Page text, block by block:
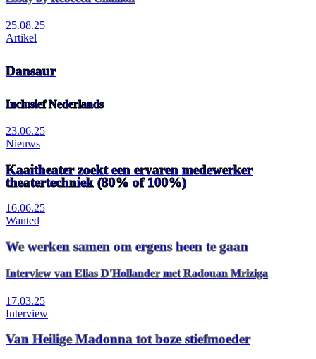
25.08.25
Artikel
Dansaur
Inclusief Nederlands
23.06.25
Nieuws
Kaaitheater zoekt een ervaren medewerker
theatertechniek (80% of 100%)
16.06.25
Wanted
We werken samen om ergens heen te gaan
Interview van Elias D'Hollander met Radouan Mriziga
17.03.25
Interview
Van Heilige Madonna tot boze stiefmoeder